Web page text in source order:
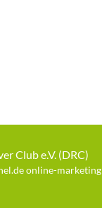
Club e.V. (DRC)
online-marketing